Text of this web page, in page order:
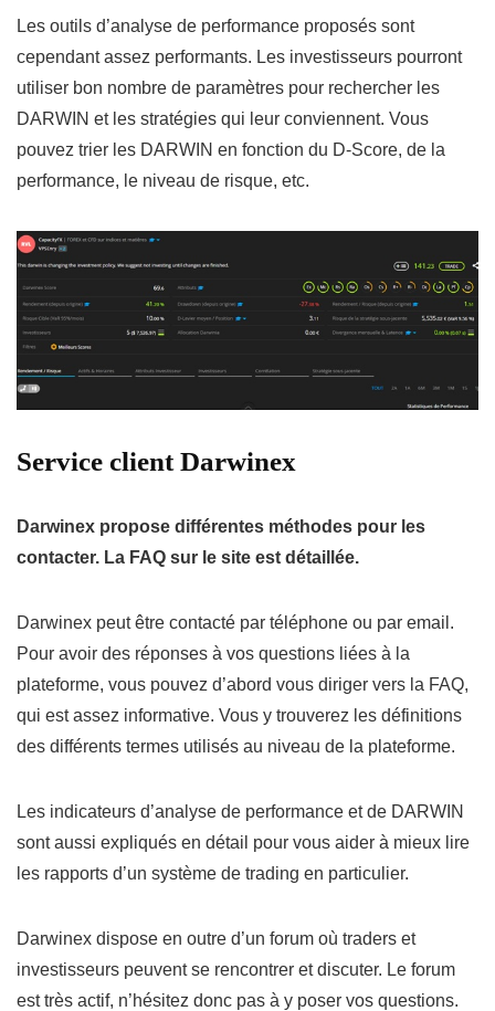
Les outils d’analyse de performance proposés sont
cependant assez performants. Les investisseurs pourront
utiliser bon nombre de paramètres pour rechercher les
DARWIN et les stratégies qui leur conviennent. Vous
pouvez trier les DARWIN en fonction du D-Score, de la
performance, le niveau de risque, etc.
Service client Darwinex
Darwinex propose différentes méthodes pour les
contacter. La FAQ sur le site est détaillée.
Darwinex peut être contacté par téléphone ou par email.
Pour avoir des réponses à vos questions liées à la
plateforme, vous pouvez d’abord vous diriger vers la FAQ,
qui est assez informative. Vous y trouverez les définitions
des différents termes utilisés au niveau de la plateforme.
Les indicateurs d’analyse de performance et de DARWIN
sont aussi expliqués en détail pour vous aider à mieux lire
les rapports d’un système de trading en particulier.
Darwinex dispose en outre d’un forum où traders et
investisseurs peuvent se rencontrer et discuter. Le forum
est très actif, n’hésitez donc pas à y poser vos questions.